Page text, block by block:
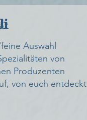
Auswahl
von
Produzenten
von euch entdeckt